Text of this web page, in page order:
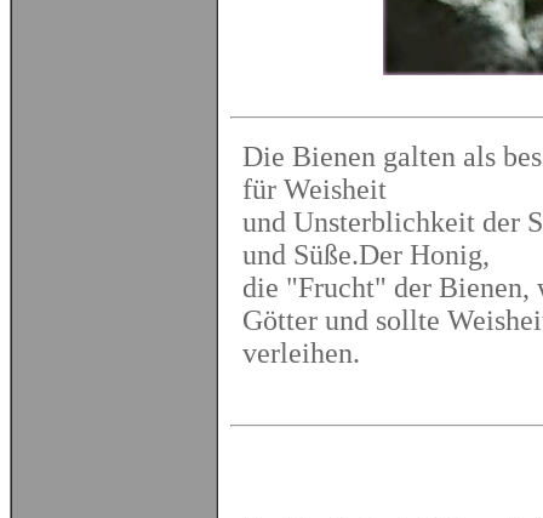
Die Bienen galten als
für Weisheit
und Unsterblichkeit der
und Süße.Der Honig,
die "Frucht" der Bienen,
Götter und sollte
verleihen.